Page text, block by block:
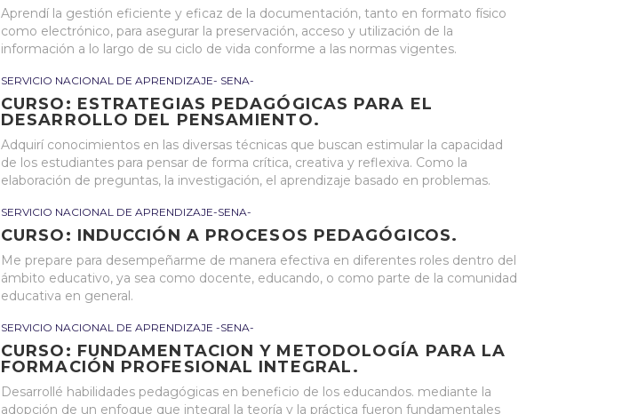
Aprendí la gestión eficiente y eficaz de la documentación, tanto en formato físico
como electrónico, para asegurar la preservación, acceso y utilización de la
información a lo largo de su ciclo de vida conforme a las normas vigentes.
SERVICIO NACIONAL DE APRENDIZAJE- SENA-
CURSO: ESTRATEGIAS PEDAGÓGICAS PARA EL
DESARROLLO DEL PENSAMIENTO.
Adquirí conocimientos en las diversas técnicas que buscan estimular la capacidad
de los estudiantes para pensar de forma crítica, creativa y reflexiva. Como la
elaboración de preguntas, la investigación, el aprendizaje basado en problemas.
SERVICIO NACIONAL DE APRENDIZAJE-SENA-
CURSO: INDUCCIÓN A PROCESOS PEDAGÓGICOS.
Me prepare para desempeñarme de manera efectiva en diferentes roles dentro del
ámbito educativo, ya sea como docente, educando, o como parte de la comunidad
educativa en general.
SERVICIO NACIONAL DE APRENDIZAJE -SENA-
CURSO: FUNDAMENTACION Y METODOLOGÍA PARA LA
FORMACIÓN PROFESIONAL INTEGRAL.
Desarrollé habilidades pedagógicas en beneficio de los educandos. mediante la
adopción de un enfoque que integral la teoría y la práctica fueron fundamentales